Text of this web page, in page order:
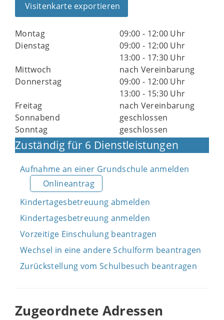
Visitenkarte exportieren
Montag
09:00 - 12:00 Uhr
Dienstag
09:00 - 12:00 Uhr
13:00 - 17:30 Uhr
Mittwoch
nach Vereinbarung
Donnerstag
09:00 - 12:00 Uhr
13:00 - 15:30 Uhr
Freitag
nach Vereinbarung
Sonnabend
geschlossen
Sonntag
geschlossen
Zuständig für 6 Dienstleistungen
Aufnahme an einer Grundschule anmelden
Onlineantrag
Kindertagesbetreuung abmelden
Kindertagesbetreuung anmelden
Vorzeitige Einschulung beantragen
Wechsel in eine andere Schulform beantragen
Zurückstellung vom Schulbesuch beantragen
Zugeordnete Adressen